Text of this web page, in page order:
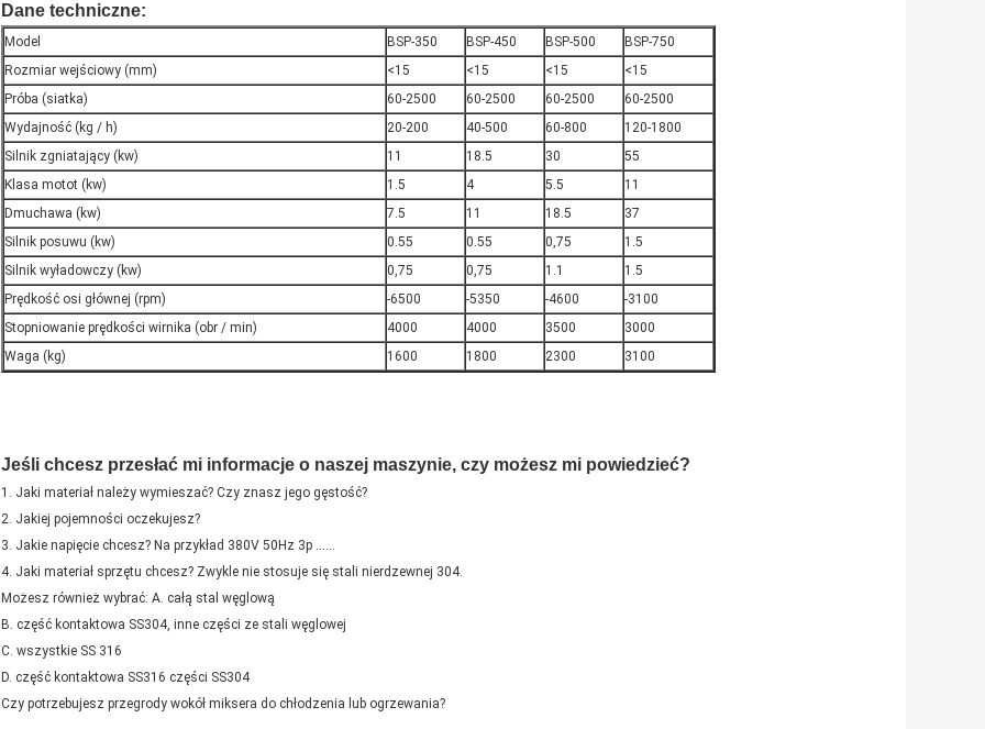
Dane techniczne:
Model BSP-350 BSP-450 BSP-500
BSP-750
Rozmiar wejściowy (mm)
<15 <15 <15
<15
Próba (siatka)
60-2500 60-2500 60-2500
60-2500
Wydajność (kg / h)
20-200 40-500 60-800
120-1800
Silnik zgniatający (kw)
11 18.5 30
55
Klasa motot (kw)
1.5 4 5.5
11
Dmuchawa (kw)
7.5 11 18.5
37
Silnik posuwu (kw)
0.55 0.55 0,75
1.5
Silnik wyładowczy (kw)
0,75 0,75 1.1
1.5
Prędkość osi głównej (rpm)
-6500 -5350 -4600
-3100
Stopniowanie prędkości wirnika (obr / min)
4000 4000 3500
3000
Waga (kg)
1600 1800 2300 3100
Jeśli chcesz przesłać mi informacje o naszej maszynie, czy możesz mi powiedzieć?
1. Jaki materiał należy wymieszać? Czy znasz jego gęstość?
2. Jakiej pojemności oczekujesz?
3. Jakie napięcie chcesz? Na przykład 380V 50Hz 3p ......
4. Jaki materiał sprzętu chcesz? Zwykle nie stosuje się stali nierdzewnej 304.
Możesz również wybrać: A. całą stal węglową
B. część kontaktowa SS304, inne części ze stali węglowej
C. wszystkie SS 316
D. część kontaktowa SS316 części SS304
Czy potrzebujesz przegrody wokół miksera do chłodzenia lub ogrzewania?